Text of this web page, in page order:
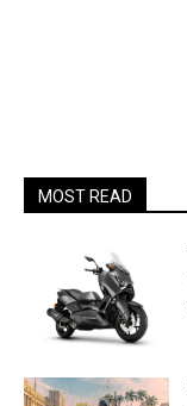
MOST READ